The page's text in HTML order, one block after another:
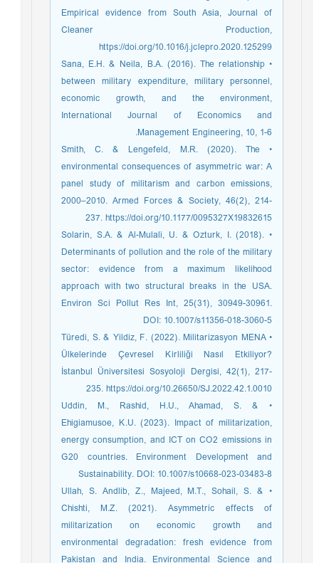
Empirical evidence from South Asia, Journal of
Cleaner Production,
https://doi.org/10.1016/j.jclepro.2020.125299
• Sana, E.H. & Neila, B.A. (2016). The relationship
between military expenditure, military personnel,
economic growth, and the environment,
International Journal of Economics and
Management Engineering, 10, 1-6.
• Smith, C. & Lengefeld, M.R. (2020). The
environmental consequences of asymmetric war: A
panel study of militarism and carbon emissions,
2000–2010. Armed Forces & Society, 46(2), 214-
237. https://doi.org/10.1177/0095327X19832615
• Solarin, S.A. & Al-Mulali, U. & Ozturk, I. (2018).
Determinants of pollution and the role of the military
sector: evidence from a maximum likelihood
approach with two structural breaks in the USA.
Environ Sci Pollut Res Int, 25(31), 30949-30961.
DOI: 10.1007/s11356-018-3060-5
• Türedi, S. & Yildiz, F. (2022). Militarizasyon MENA
Ülkelerinde Çevresel Kirliliği Nasıl Etkiliyor?
İstanbul Üniversitesi Sosyoloji Dergisi, 42(1), 217-
235. https://doi.org/10.26650/SJ.2022.42.1.0010
• Uddin, M., Rashid, H.U., Ahamad, S. &
Ehigiamusoe, K.U. (2023). Impact of militarization,
energy consumption, and ICT on CO2 emissions in
G20 countries. Environment Development and
Sustainability. DOI: 10.1007/s10668-023-03483-8
• Ullah, S. Andlib, Z., Majeed, M.T., Sohail, S. &
Chishti, M.Z. (2021). Asymmetric effects of
militarization on economic growth and
environmental degradation: fresh evidence from